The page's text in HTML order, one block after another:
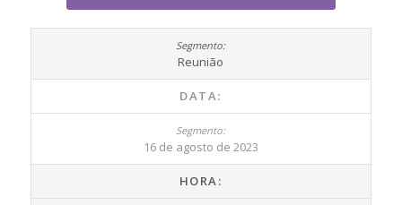
Reunião
DATA:
16 de agosto de 2023
HORA: